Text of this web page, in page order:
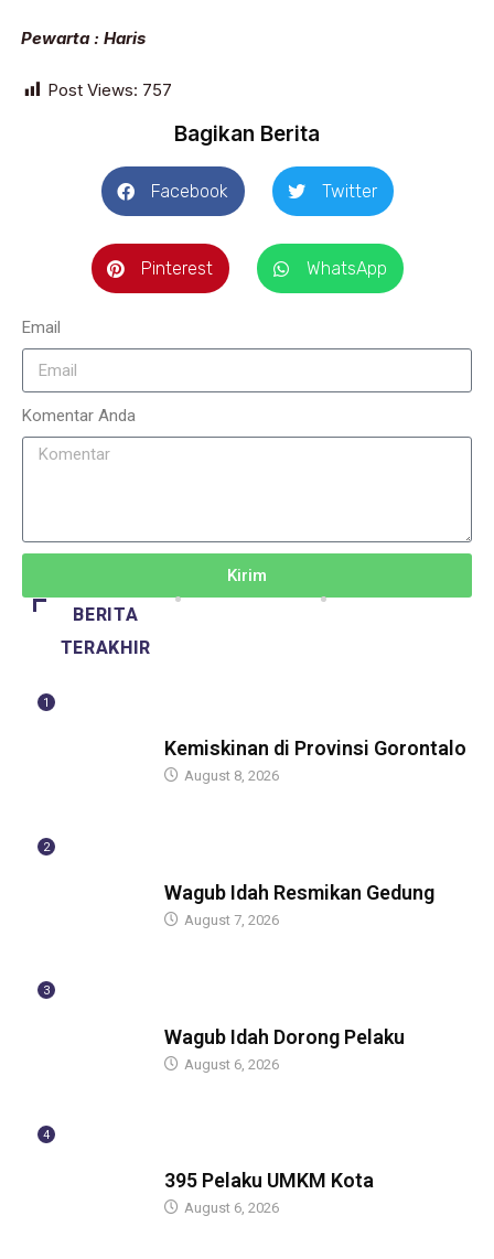
Pewarta : Haris
Post Views: 757
Bagikan Berita
Facebook Twitter
Pinterest WhatsApp
Email
Komentar Anda
Kirim
BERITA
TERAKHIR
1
Kemiskinan di Provinsi Gorontalo
August 8, 2026
2
Wagub Idah Resmikan Gedung
August 7, 2026
3
Wagub Idah Dorong Pelaku
August 6, 2026
4
395 Pelaku UMKM Kota
August 6, 2026